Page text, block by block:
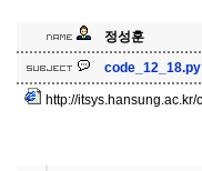
정성훈
http://